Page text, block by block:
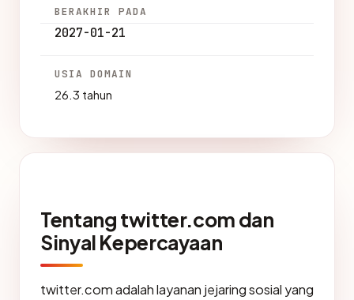
BERAKHIR PADA
2027-01-21
USIA DOMAIN
26.3 tahun
Tentang twitter.com dan
Sinyal Kepercayaan
twitter.com adalah layanan jejaring sosial yang